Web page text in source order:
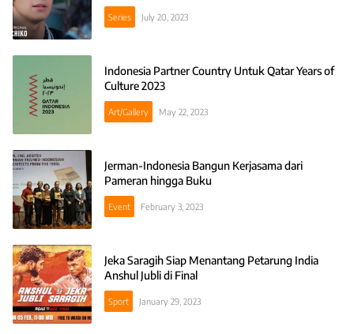
Series July 20, 2023
Indonesia Partner Country Untuk Qatar Years of
Culture 2023
Art/Gallery May 22, 2023
Jerman-Indonesia Bangun Kerjasama dari
Pameran hingga Buku
Event February 3, 2023
Jeka Saragih Siap Menantang Petarung India
Anshul Jubli di Final
Sport January 29, 2023